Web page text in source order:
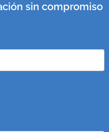
sin compromiso